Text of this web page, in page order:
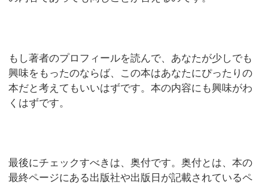
もし著者のプロフィールを読んで、あなたが少しでも
興味をもったのならば、この本はあなたにぴったりの
本だと考えてもいいはずです。本の内容にも興味がわ
くはずです。
最後にチェックすべきは、奥付です。奥付とは、本の
最終ページにある出版社や出版日が記載されているペ